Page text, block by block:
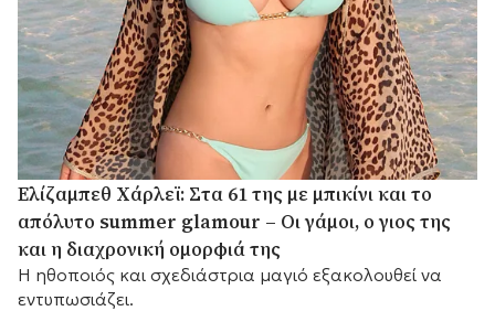
Ελίζαμπεθ Χάρλεϊ: Στα 61 της με μπικίνι και το
απόλυτο summer glamour – Οι γάμοι, ο γιος της
και η διαχρονική ομορφιά της
Η ηθοποιός και σχεδιάστρια μαγιό εξακολουθεί να
εντυπωσιάζει.